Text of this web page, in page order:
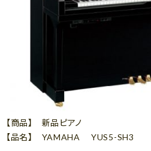
【商品】 新品ピアノ
【品名】 YAMAHA YUS5-SH3